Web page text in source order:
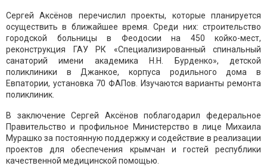
Сергей Аксёнов перечислил проекты, которые планируется
осуществить в ближайшее время. Среди них: строительство
городской больницы в Феодосии на 450 койко-мест,
реконструкция ГАУ РК «Специализированный спинальный
санаторий имени академика Н.Н. Бурденко», детской
поликлиники в Джанкое, корпуса родильного дома в
Евпатории, установка 70 ФАПов. Изучаются варианты ремонта
поликлиник.
В заключение Сергей Аксёнов поблагодарил федеральное
Правительство и профильное Министерство в лице Михаила
Мурашко за постоянную поддержку и содействие в реализации
проектов для обеспечения крымчан и гостей республики
качественной медицинской помощью.